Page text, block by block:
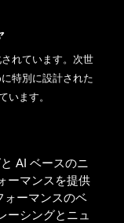
れています。次世
特別に設計された
います。
AI ベースのニ
ーマンスを提供
ォーマンスのベ
ーシングとニュ